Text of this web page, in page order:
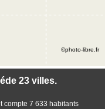
23 villes.
compte 7 633 habitants
©photo-libre.fr